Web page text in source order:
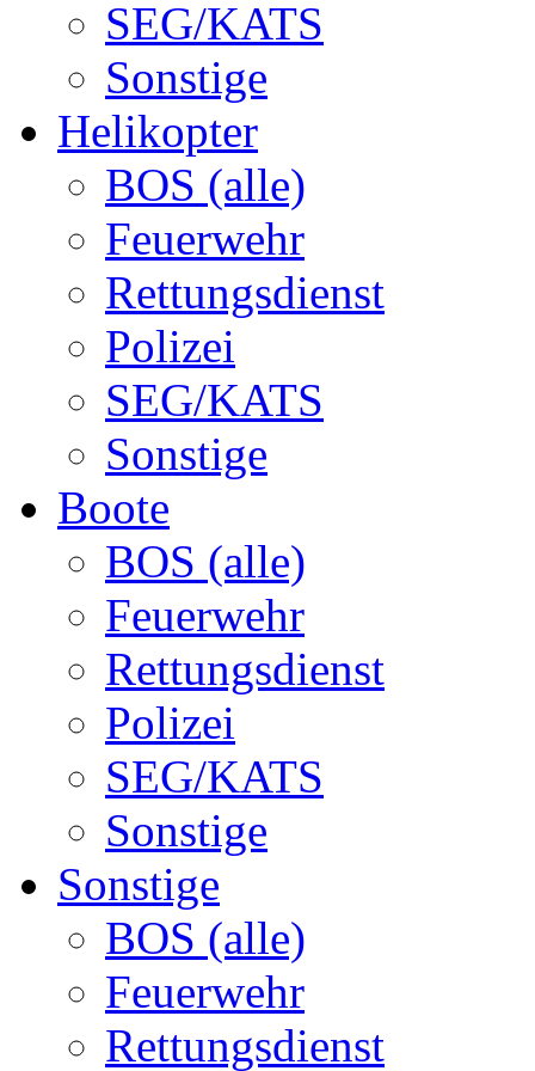
SEG/KATS
Sonstige
Helikopter
BOS (alle)
Feuerwehr
Rettungsdienst
Polizei
SEG/KATS
Sonstige
Boote
BOS (alle)
Feuerwehr
Rettungsdienst
Polizei
SEG/KATS
Sonstige
Sonstige
BOS (alle)
Feuerwehr
Rettungsdienst